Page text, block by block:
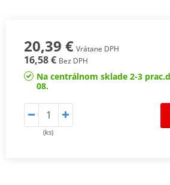
20,39 € Vrátane DPH
16,58 € Bez DPH
Na centrálnom sklade 2-3
08.
(ks)